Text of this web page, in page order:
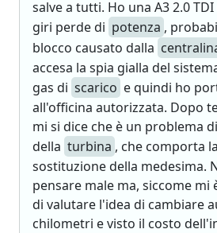
salve a tutti. Ho una A3 2.0 TDI
giri perde di potenza ,
blocco causato dalla
accesa la spia gialla del
gas di scarico e quindi ho
all'officina autorizzata. Dopo
mi si dice che è un problema
della turbina , che comporta
sostituzione della medesima.
pensare male ma, siccome
di valutare l'idea di cambiare
chilometri e visto il costo